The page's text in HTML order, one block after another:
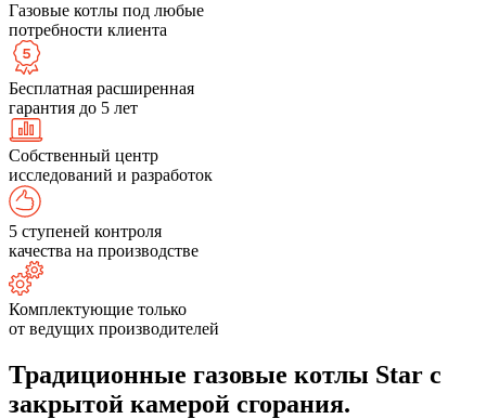
Газовые котлы под любые
потребности клиента
Бесплатная расширенная
гарантия до 5 лет
Собственный центр
исследований и разработок
5 ступеней контроля
качества на производстве
Комплектующие только
от ведущих производителей
Традиционные газовые котлы Star с
закрытой камерой сгорания.